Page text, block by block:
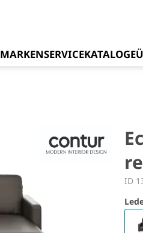
MARKENSERVICEKATALOGE
ID